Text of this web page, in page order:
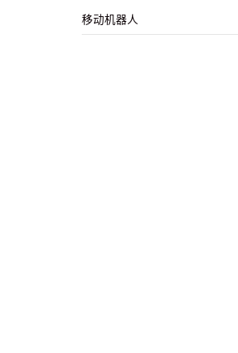
移动机器人